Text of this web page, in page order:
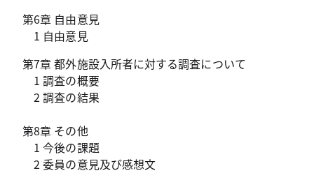
第6章 自由意見
1 自由意見
第7章 都外施設入所者に対する調査について
1 調査の概要
2 調査の結果
第8章 その他
1 今後の課題
2 委員の意見及び感想文